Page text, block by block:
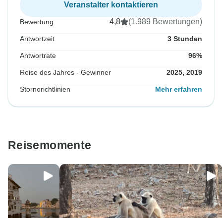
Veranstalter kontaktieren
Bewertung 4,8 (1.989 Bewertungen)
Antwortzeit 3 Stunden
Antwortrate 96%
Reise des Jahres - Gewinner 2025, 2019
Stornorichtlinien Mehr erfahren
Reisemomente